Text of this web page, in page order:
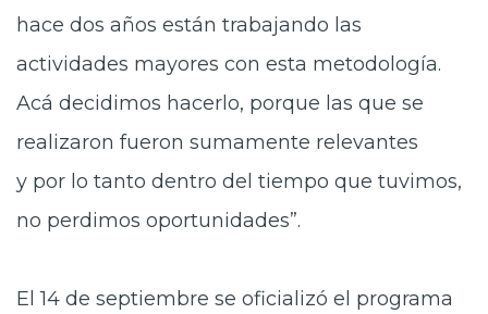
hace dos años están trabajando las
actividades mayores con esta metodología.
Acá decidimos hacerlo, porque las que se
realizaron fueron sumamente relevantes
y por lo tanto dentro del tiempo que tuvimos,
no perdimos oportunidades”.
El 14 de septiembre se oficializó el programa